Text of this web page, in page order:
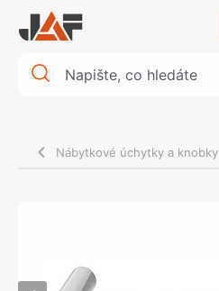
Nábytkové úchytky a knobky